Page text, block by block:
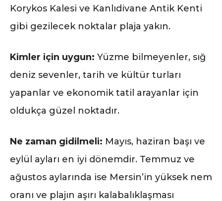
Korykos Kalesi ve Kanlıdivane Antik Kenti
gibi gezilecek noktalar plaja yakın.
Kimler için uygun: Yüzme bilmeyenler, sığ
deniz sevenler, tarih ve kültür turları
yapanlar ve ekonomik tatil arayanlar için
oldukça güzel noktadır.
Ne zaman gidilmeli: Mayıs, haziran başı ve
eylül ayları en iyi dönemdir. Temmuz ve
ağustos aylarında ise Mersin’in yüksek nem
oranı ve plajın aşırı kalabalıklaşması